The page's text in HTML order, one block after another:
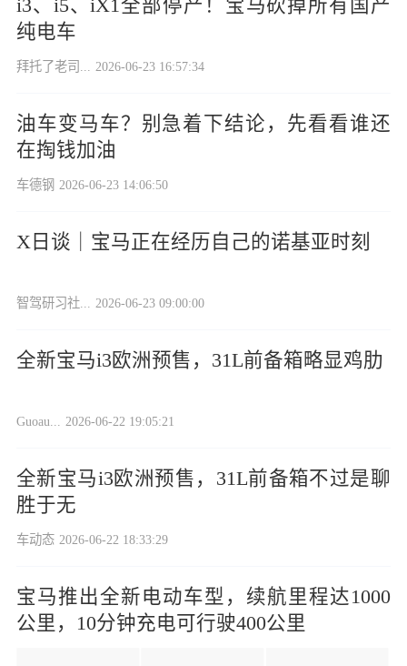
i3、i5、iX1全部停产！宝马砍掉所有国产
纯电车
拜托了老司... 2026-06-23 16:57:34
油车变马车？别急着下结论，先看看谁还
在掏钱加油
车德钢 2026-06-23 14:06:50
X日谈｜宝马正在经历自己的诺基亚时刻
智驾研习社... 2026-06-23 09:00:00
全新宝马i3欧洲预售，31L前备箱略显鸡肋
Guoau... 2026-06-22 19:05:21
全新宝马i3欧洲预售，31L前备箱不过是聊
胜于无
车动态 2026-06-22 18:33:29
宝马推出全新电动车型，续航里程达1000
公里，10分钟充电可行驶400公里